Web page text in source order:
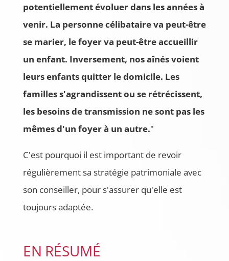
potentiellement évoluer dans les années à
venir. La personne célibataire va peut-être
se marier, le foyer va peut-être accueillir
un enfant. Inversement, nos aînés voient
leurs enfants quitter le domicile. Les
familles s'agrandissent ou se rétrécissent,
les besoins de transmission ne sont pas les
mêmes d'un foyer à un autre."
C'est pourquoi il est important de revoir
régulièrement sa stratégie patrimoniale avec
son conseiller, pour s'assurer qu'elle est
toujours adaptée.
EN RÉSUMÉ